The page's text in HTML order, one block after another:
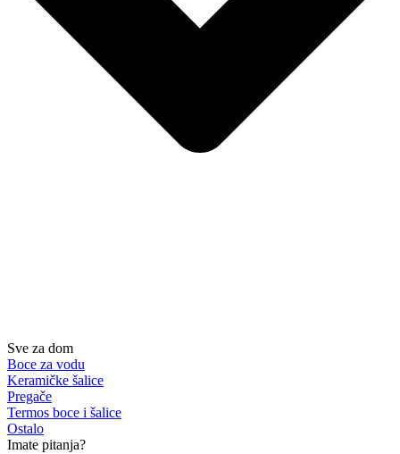
Sve za dom
Boce za vodu
Keramičke šalice
Pregače
Termos boce i šalice
Ostalo
Imate pitanja?